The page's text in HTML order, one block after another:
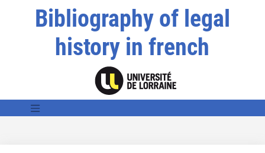
Bibliography of legal
history in french